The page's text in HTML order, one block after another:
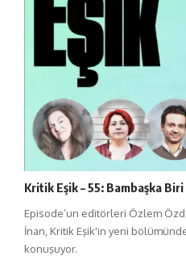
Kritik Eşik – 55: Bambaşka Biri
Episode’un editörleri Özlem
İnan, Kritik Eşik'in yeni
konuşuyor.